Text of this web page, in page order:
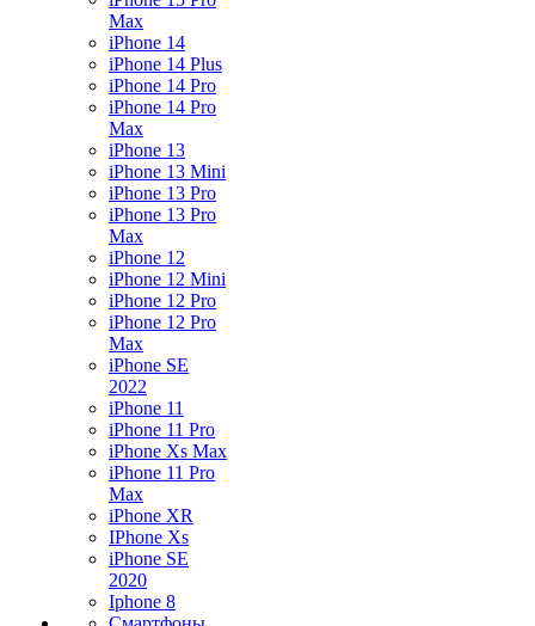
Max
iPhone 14
iPhone 14 Plus
iPhone 14 Pro
iPhone 14 Pro
Max
iPhone 13
iPhone 13 Mini
iPhone 13 Pro
iPhone 13 Pro
Max
iPhone 12
iPhone 12 Mini
iPhone 12 Pro
iPhone 12 Pro
Max
iPhone SE
2022
iPhone 11
iPhone 11 Pro
iPhone Xs Max
iPhone 11 Pro
Max
iPhone XR
IPhone Xs
iPhone SE
2020
Iphone 8